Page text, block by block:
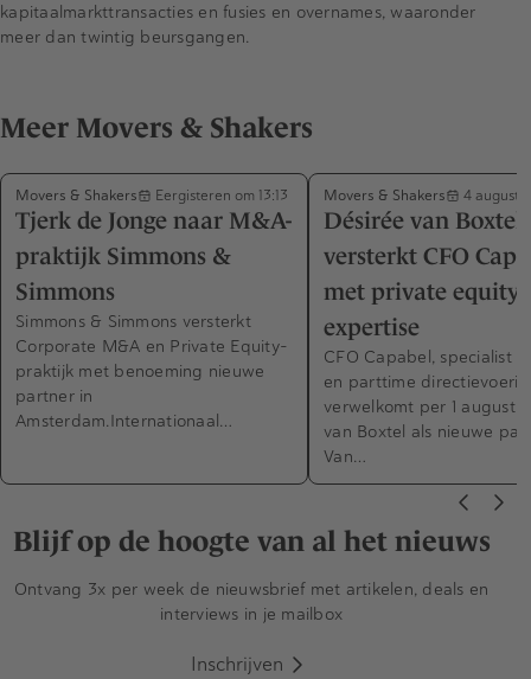
kapitaalmarkttransacties en fusies en overnames, waaronder
meer dan twintig beursgangen.
Meer Movers & Shakers
Movers & Shakers Eergisteren om 13:13
Tjerk de Jonge naar M&A-
praktijk Simmons &
Simmons
Simmons & Simmons versterkt
Corporate M&A en Private Equity-
praktijk met benoeming nieuwe
partner in
Amsterdam.Internationaal…
Movers & Shakers 4
Désirée van Boxtel
versterkt CFO
met private equity-
expertise
CFO Capabel, specialist
en parttime
verwelkomt per 1
van Boxtel als nieuwe
Van…
Blijf op de hoogte van al het nieuws
Ontvang 3x per week de nieuwsbrief met artikelen, deals en
interviews in je mailbox
Inschrijven